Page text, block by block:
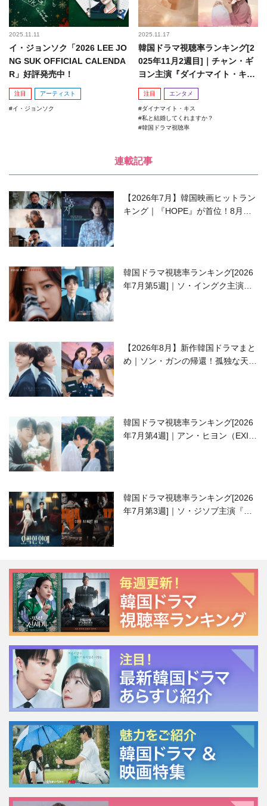
2025.11.11
イ・ジョンソク「2026 LEE JO
NG SUK OFFICIAL CALENDA
R」好評発売中！
注目 アーティスト
イ・ジョンソク
2025.11.17
韓国ドラマ視聴率ランキング[2
025年11月2週目]｜チャン・ギ
ヨン主演『ダイナマイト・キ
ス』がランクイン！
注目 エンタメ
ダイナマイト・キス
私と結婚してくれますか？
韓国ドラマ視聴率
連載記事
【2026年7月】韓国映画ヒットラン
キング｜『HOPE』が首位！8月公
韓国ドラマ視聴率ランキング[2026
年7月第5週]｜ソ・イングク主演の
【2026年8月】新作韓国ドラマまと
め｜ソン・ガンの帰還！孤独な天才
韓国ドラマ視聴率ランキング[2026
年7月第4週]｜アン・ヒヨン（EXID
韓国ドラマ視聴率ランキング[2026
年7月第3週]｜ソ・ジソブ主演『エ